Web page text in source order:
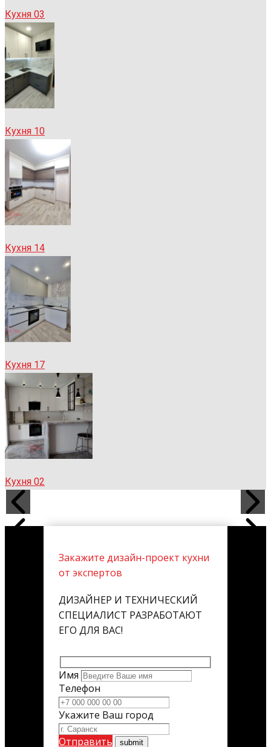
Кухня 03
Кухня 10
Кухня 14
Кухня 17
Кухня 02
Закажите дизайн-проект кухни
от экспертов
ДИЗАЙНЕР И ТЕХНИЧЕСКИЙ
СПЕЦИАЛИСТ РАЗРАБОТАЮТ
ЕГО ДЛЯ ВАС!
Имя
Телефон
Укажите Ваш город
Отправить